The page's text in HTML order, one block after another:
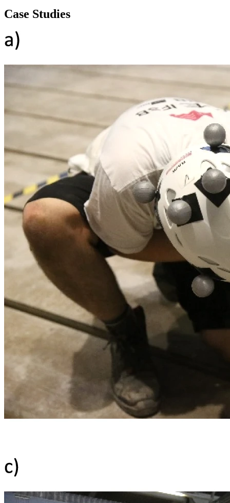
Case Studies